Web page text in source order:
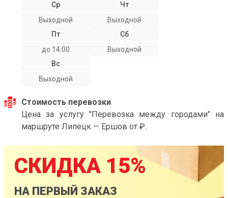
Ср
Выходной
Чт
Выходной
Пт
до 14:00
Сб
Выходной
Вс
Выходной
Стоимость перевозки
Цена за услугу "Перевозка между городами" на
маршруте Липецк — Ершов от ₽.
СКИДКА 15%
НА ПЕРВЫЙ ЗАКАЗ